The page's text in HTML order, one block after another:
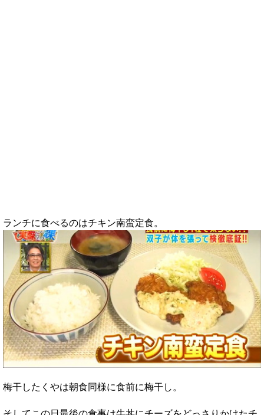
ランチに食べるのはチキン南蛮定食。
梅干したくやは朝食同様に食前に梅干し。